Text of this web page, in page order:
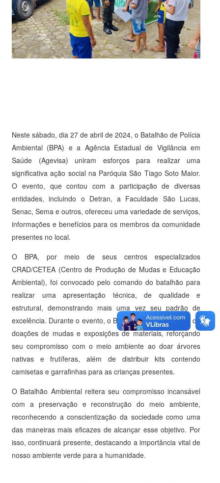
Neste sábado, dia 27 de abril de 2024, o Batalhão de Polícia
Ambiental (BPA) e a Agência Estadual de Vigilância em
Saúde (Agevisa) uniram esforços para realizar uma
significativa ação social na Paróquia São Tiago Soto Maior.
O evento, que contou com a participação de diversas
entidades, incluindo o Detran, a Faculdade São Lucas,
Senac, Sema e outros, ofereceu uma variedade de serviços,
informações e benefícios para os membros da comunidade
presentes no local.
O BPA, por meio de seus centros especializados
CRAD/CETEA (Centro de Produção de Mudas e Educação
Ambiental), foi convocado pelo comando do batalhão para
realizar uma apresentação técnica, de qualidade e
estrutural, demonstrando mais uma vez seu padrão de
excelência. Durante o evento, o BPA montou um estande de
doações de mudas e exposições de materiais, reforçando
seu compromisso com o meio ambiente ao doar árvores
nativas e frutíferas, além de distribuir kits contendo
camisetas e garrafinhas para as crianças presentes.
O Batalhão Ambiental reitera seu compromisso incansável
com a preservação e reconstrução do meio ambiente,
reconhecendo a conscientização da sociedade como uma
das maneiras mais eficazes de alcançar esse objetivo. Por
isso, continuará presente, destacando a importância vital de
nosso ambiente verde para a humanidade.